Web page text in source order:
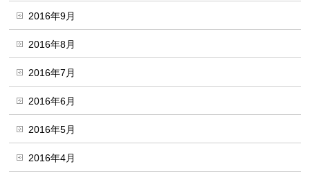
2016年9月
2016年8月
2016年7月
2016年6月
2016年5月
2016年4月